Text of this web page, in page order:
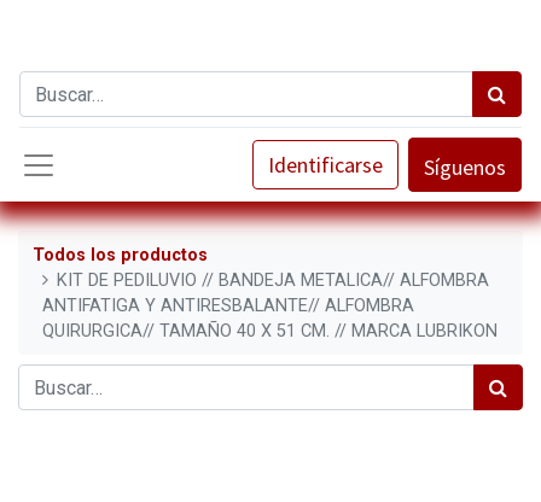
Identificarse Síguenos
Todos los productos
KIT DE PEDILUVIO // BANDEJA METALICA// ALFOMBRA
ANTIFATIGA Y ANTIRESBALANTE// ALFOMBRA
QUIRURGICA// TAMAÑO 40 X 51 CM. // MARCA LUBRIKON